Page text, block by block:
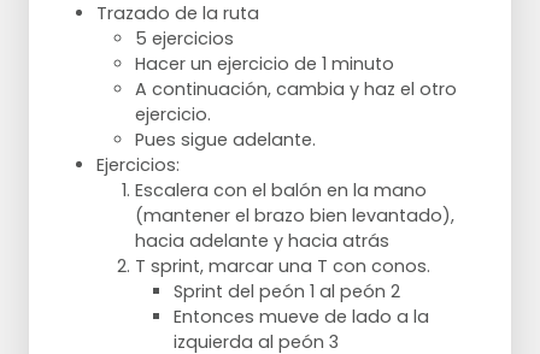
Trazado de la ruta
5 ejercicios
Hacer un ejercicio de 1 minuto
A continuación, cambia y haz el otro
ejercicio.
Pues sigue adelante.
Ejercicios:
Escalera con el balón en la mano
(mantener el brazo bien levantado),
hacia adelante y hacia atrás
T sprint, marcar una T con conos.
Sprint del peón 1 al peón 2
Entonces mueve de lado a la
izquierda al peón 3